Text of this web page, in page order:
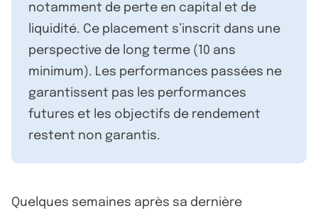
notamment de perte en capital et de
liquidité. Ce placement s’inscrit dans une
perspective de long terme (10 ans
minimum). Les performances passées ne
garantissent pas les performances
futures et les objectifs de rendement
restent non garantis.
Quelques semaines après sa dernière